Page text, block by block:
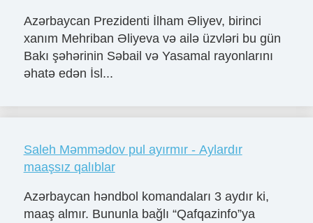
Azərbaycan Prezidenti İlham Əliyev, birinci
xanım Mehriban Əliyeva və ailə üzvləri bu gün
Bakı şəhərinin Səbail və Yasamal rayonlarını
əhatə edən İsl...
Saleh Məmmədov pul ayırmır - Aylardır
maaşsız qalıblar
Azərbaycan həndbol komandaları 3 aydır ki,
maaş almır. Bununla bağlı “Qafqazinfo”ya